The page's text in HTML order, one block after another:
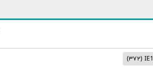
IE1 (۳۷۲)